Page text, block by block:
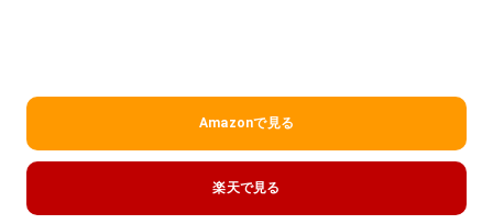
Amazonで見る
楽天で見る